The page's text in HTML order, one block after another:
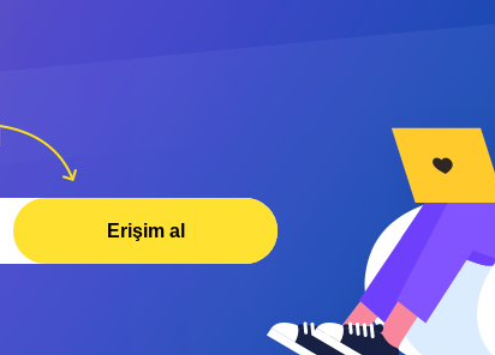
Erişim al